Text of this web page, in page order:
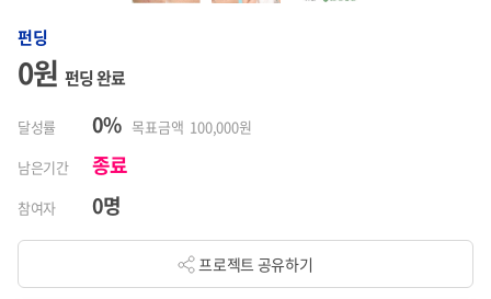
펀딩
0원 펀딩 완료
달성률 0% 목표금액 100,000원
남은기간
종료
참여자 0명
프로젝트 공유하기